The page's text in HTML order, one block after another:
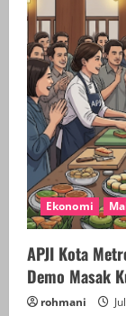
a
d
i
n
g
Ekonomi
APJI Kota
Demo Masak
rohmani